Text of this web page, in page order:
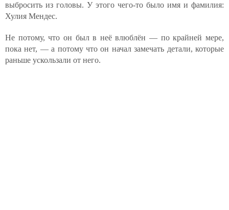
выбросить из головы. У этого чего-то было имя и фамилия:
Хулия Мендес.
Не потому, что он был в неё влюблён — по крайней мере,
пока нет, — а потому что он начал замечать детали, которые
раньше ускользали от него.